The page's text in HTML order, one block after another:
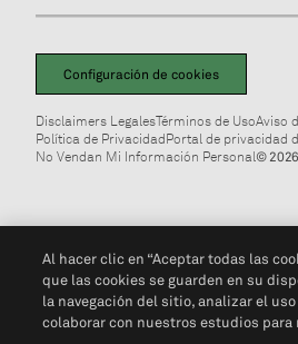
Configuración de cookies
Disclaimers LegalesTérminos de UsoAviso
Política de PrivacidadPortal de privacidad
No Vendan Mi Información Personal©
Al hacer clic en “Aceptar todas las
que las cookies se guarden en su
la navegación del sitio, analizar el
colaborar con nuestros estudios para